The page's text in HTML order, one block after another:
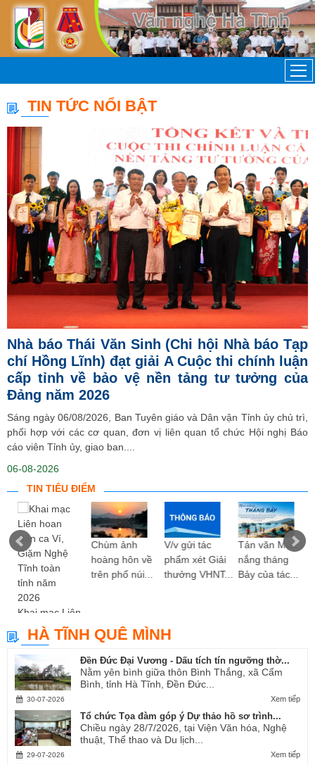
TIN TỨC NỔI BẬT
Nhà báo Thái Văn Sinh (Chi hội Nhà báo Tạp
chí Hồng Lĩnh) đạt giải A Cuộc thi chính luận
cấp tỉnh về bảo vệ nền tảng tư tưởng của
Đảng năm 2026
Sáng ngày 06/08/2026, Ban Tuyên giáo và Dân vận Tỉnh ủy chủ trì,
phối hợp với các cơ quan, đơn vị liên quan tổ chức Hội nghị Báo
cáo viên Tỉnh ủy, giao ban....
06-08-2026
TIN TIÊU ĐIỂM
Khai mạc Liên
hoan Dân ca
Ví, Giặm...
Chùm ảnh
hoàng hôn về
trên phố núi...
V/v gửi tác
phẩm xét Giải
thưởng VHNT...
Tản văn Mùa
nắng tháng
Bảy của tác...
HÀ TĨNH QUÊ MÌNH
Đền Đức Đại Vương - Dấu tích tín ngưỡng thờ...
Nằm yên bình giữa thôn Bình Thắng, xã Cẩm
Bình, tỉnh Hà Tĩnh, Đền Đức...
Xem tiếp
30-07-2026
Tổ chức Tọa đàm góp ý Dự thảo hồ sơ trình...
Chiều ngày 28/7/2026, tại Viện Văn hóa, Nghệ
thuật, Thể thao và Du lịch...
Xem tiếp
29-07-2026